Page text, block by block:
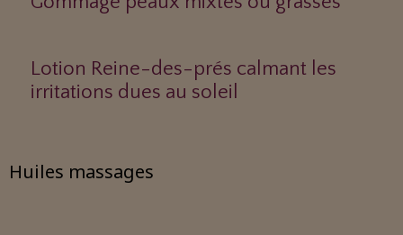
Lotion Reine-des-prés calmant les
irritations dues au soleil
Huiles massages